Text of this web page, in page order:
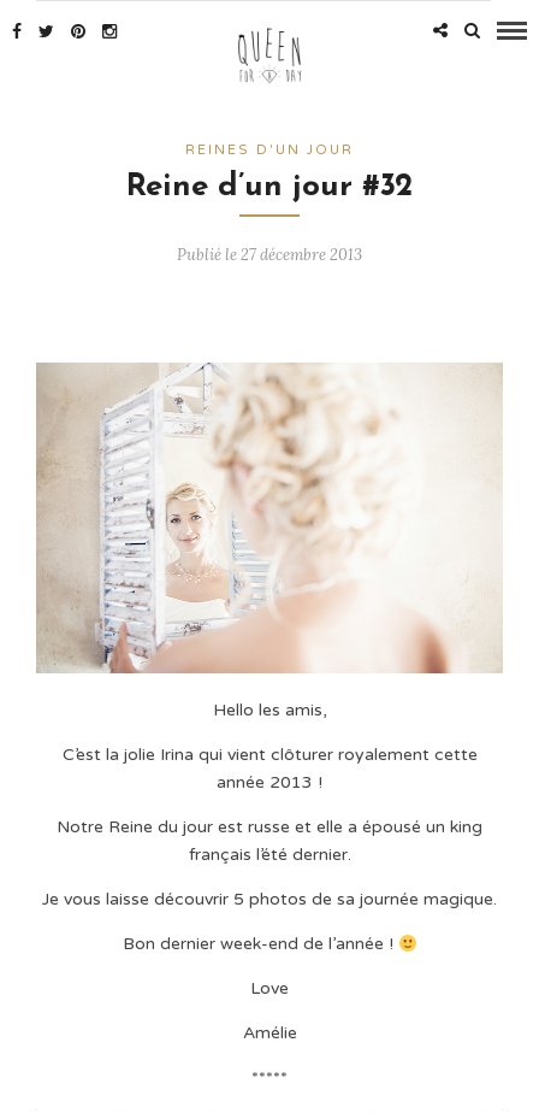
REINES D'UN JOUR
Reine d’un jour #32
Publié le 27 décembre 2013
Hello les amis,
C’est la jolie Irina qui vient clôturer royalement cette
année 2013 !
Notre Reine du jour est russe et elle a épousé un king
français l’été dernier.
Je vous laisse découvrir 5 photos de sa journée magique.
Bon dernier week-end de l’année !
Love
Amélie
*****